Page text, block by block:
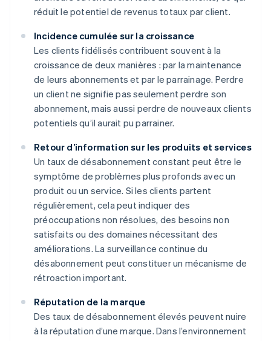
réduit le potentiel de revenus totaux par client.
Incidence cumulée sur la croissance
Les clients fidélisés contribuent souvent à la
croissance de deux manières : par la maintenance
de leurs abonnements et par le parrainage. Perdre
un client ne signifie pas seulement perdre son
abonnement, mais aussi perdre de nouveaux clients
potentiels qu’il aurait pu parrainer.
Retour d’information sur les produits et services
Un taux de désabonnement constant peut être le
symptôme de problèmes plus profonds avec un
produit ou un service. Si les clients partent
régulièrement, cela peut indiquer des
préoccupations non résolues, des besoins non
satisfaits ou des domaines nécessitant des
améliorations. La surveillance continue du
désabonnement peut constituer un mécanisme de
rétroaction important.
Réputation de la marque
Des taux de désabonnement élevés peuvent nuire
à la réputation d’une marque. Dans l’environnement